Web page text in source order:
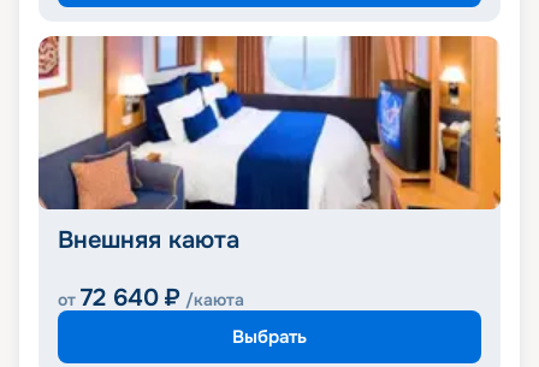
Внешняя каюта
от 72 640 ₽ /каюта
Выбрать